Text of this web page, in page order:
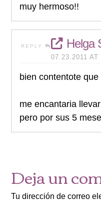
muy hermoso!!
REPLY Helga
07.23.2011 AT
bien contentote
me encantaria
pero por sus 5
Deja un
Tu dirección de correo